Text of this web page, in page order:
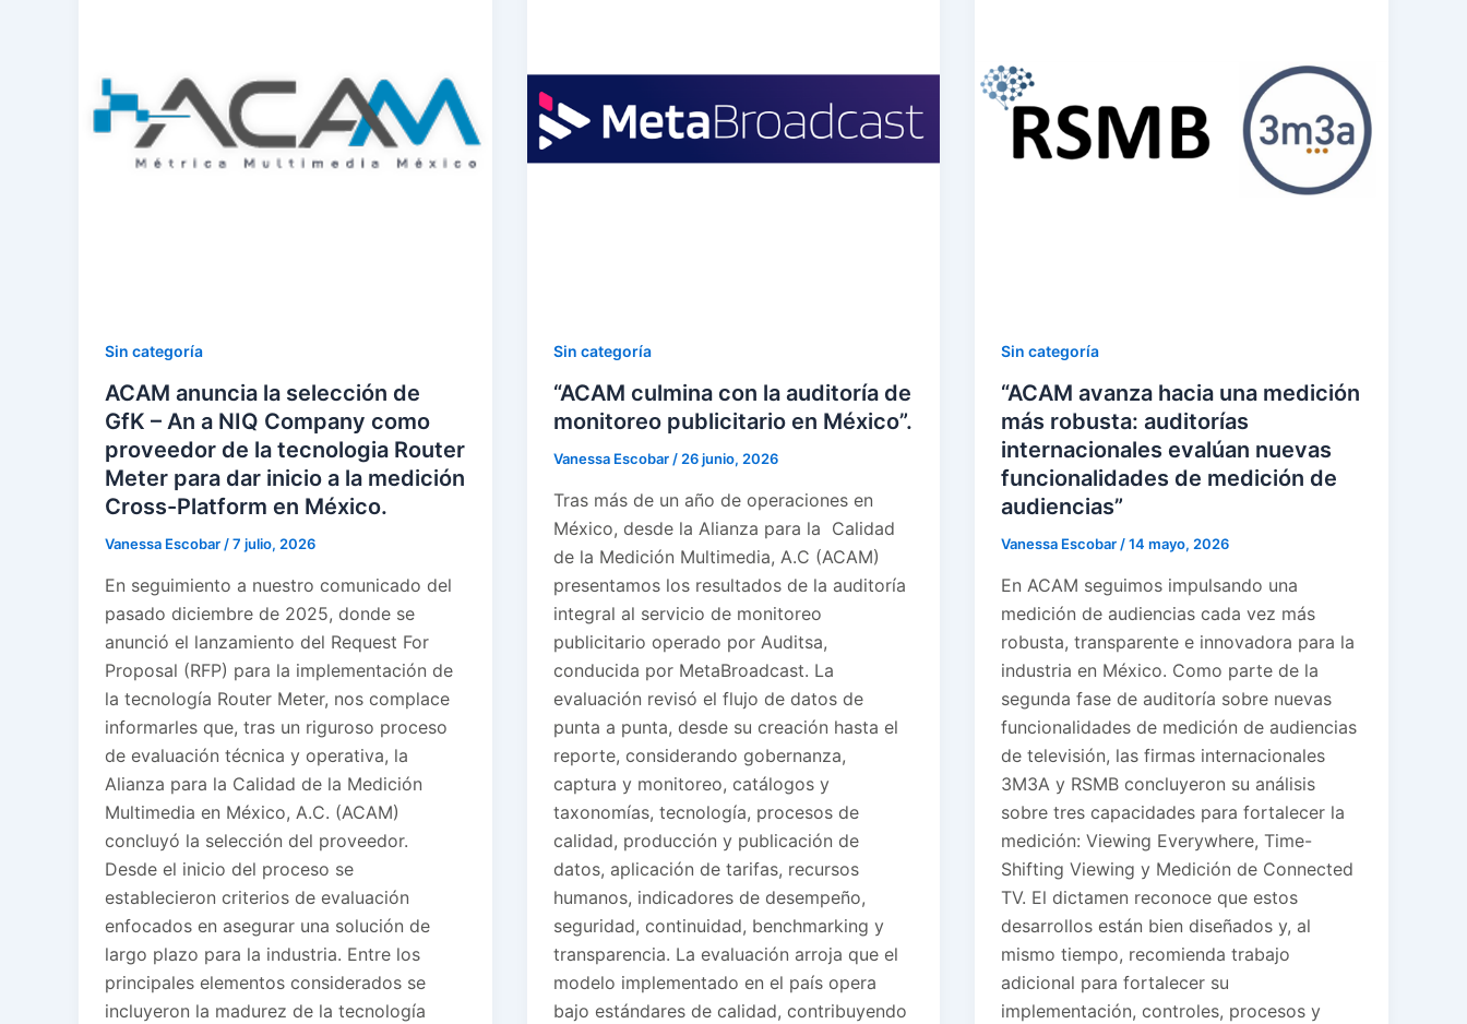
Sin categoría
ACAM anuncia la selección de
GfK – An a NIQ Company como
proveedor de la tecnologia Router
Meter para dar inicio a la medición
Cross-Platform en México.
Vanessa Escobar /7 julio, 2026
En seguimiento a nuestro comunicado del
pasado diciembre de 2025, donde se
anunció el lanzamiento del Request For
Proposal (RFP) para la implementación de
la tecnología Router Meter, nos complace
informarles que, tras un riguroso proceso
de evaluación técnica y operativa, la
Alianza para la Calidad de la Medición
Multimedia en México, A.C. (ACAM)
concluyó la selección del proveedor.
Desde el inicio del proceso se
establecieron criterios de evaluación
enfocados en asegurar una solución de
largo plazo para la industria. Entre los
principales elementos considerados se
incluyeron la madurez de la tecnología
Sin categoría
“ACAM culmina con la auditoría de
monitoreo publicitario en México”.
Vanessa Escobar / 26 junio, 2026
Tras más de un año de operaciones en
México, desde la Alianza para la Calidad
de la Medición Multimedia, A.C (ACAM)
presentamos los resultados de la auditoría
integral al servicio de monitoreo
publicitario operado por Auditsa,
conducida por MetaBroadcast. La
evaluación revisó el flujo de datos de
punta a punta, desde su creación hasta el
reporte, considerando gobernanza,
captura y monitoreo, catálogos y
taxonomías, tecnología, procesos de
calidad, producción y publicación de
datos, aplicación de tarifas, recursos
humanos, indicadores de desempeño,
seguridad, continuidad, benchmarking y
transparencia. La evaluación arroja que el
modelo implementado en el país opera
bajo estándares de calidad, contribuyendo
Sin categoría
“ACAM avanza hacia una medición
más robusta: auditorías
internacionales evalúan nuevas
funcionalidades de medición de
audiencias”
Vanessa Escobar /14 mayo, 2026
En ACAM seguimos impulsando una
medición de audiencias cada vez más
robusta, transparente e innovadora para la
industria en México. Como parte de la
segunda fase de auditoría sobre nuevas
funcionalidades de medición de audiencias
de televisión, las firmas internacionales
3M3A y RSMB concluyeron su análisis
sobre tres capacidades para fortalecer la
medición: Viewing Everywhere, Time-
Shifting Viewing y Medición de Connected
TV. El dictamen reconoce que estos
desarrollos están bien diseñados y, al
mismo tiempo, recomienda trabajo
adicional para fortalecer su
implementación, controles, procesos y